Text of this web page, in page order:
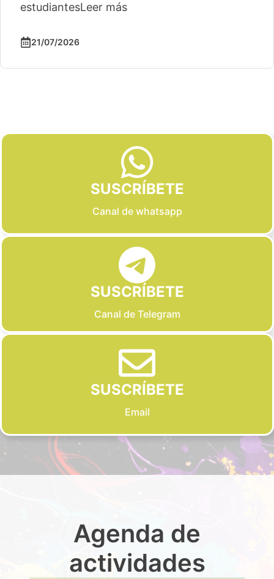
estudiantesLeer más
21/07/2026
SUSCRÍBETE
Canal de whatsapp
SUSCRÍBETE
Canal de Telegram
SUSCRÍBETE
Email
Agenda de
actividades